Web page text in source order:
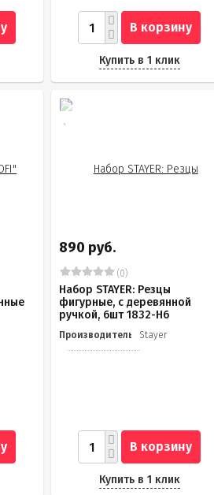
В корзину
Купить в 1 клик
890 руб.
(0)
Набор STAYER: Резцы
фигурные, с деревянной
ручкой, 6шт 1832-H6
Производитель Stayer
В корзину
Купить в 1 клик